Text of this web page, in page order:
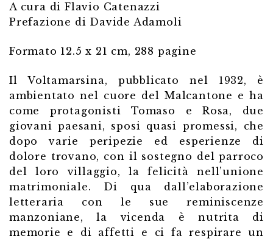
A cura di Flavio Catenazzi
Prefazione di Davide Adamoli
Formato 12.5 x 21 cm, 288 pagine
Il Voltamarsina, pubblicato nel 1932, è
ambientato nel cuore del Malcantone e ha
come protagonisti Tomaso e Rosa, due
giovani paesani, sposi quasi promessi, che
dopo varie peripezie ed esperienze di
dolore trovano, con il sostegno del parroco
del loro villaggio, la felicità nell’unione
matrimoniale. Di qua dall’elaborazione
letteraria con le sue reminiscenze
manzoniane, la vicenda è nutrita di
memorie e di affetti e ci fa respirare un